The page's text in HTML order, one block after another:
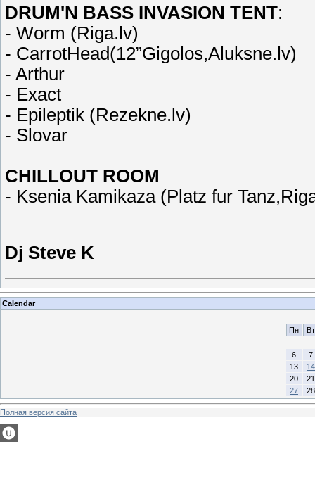
DRUM'N BASS INVASION TENT:
- Worm (Riga.lv)
- CarrotHead(12”Gigolos,Aluksne.lv)
- Arthur
- Exact
- Epileptik (Rezekne.lv)
- Slovar
CHILLOUT ROOM
- Ksenia Kamikaza (Platz fur
Dj Steve K
Calendar
Пн Вт
6
7
13
14
20
21
27
28
Полная версия сайта